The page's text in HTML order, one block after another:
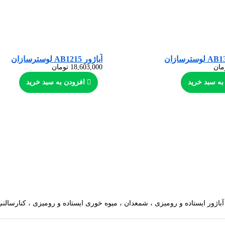
به سبد خرید
آباژور AB1215 لوسترسازان
18,603,000 تومان
افزودن به سبد خرید